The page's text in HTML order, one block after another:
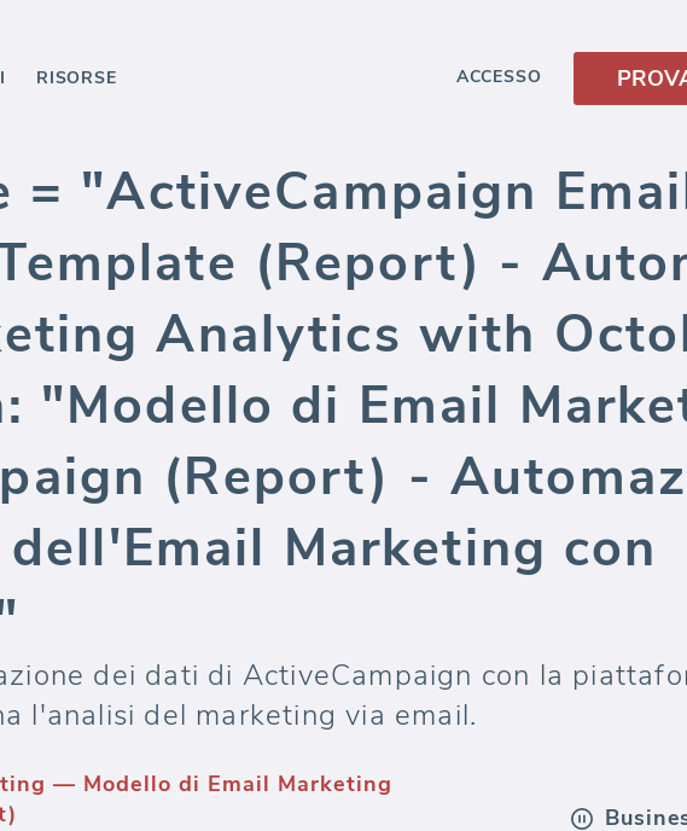
RISORSE ACCESSO
= "ActiveCampaign
(Report) -
Analytics with
"Modello di Email
(Report) -
Marketing con
dei dati di ActiveCampaign con la
l'analisi del marketing via email.
— Modello di Email Marketing